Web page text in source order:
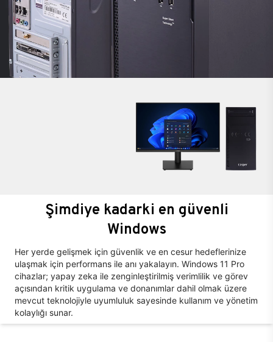
Şimdiye kadarki en güvenli
Windows
Her yerde gelişmek için güvenlik ve en cesur hedeflerinize
ulaşmak için performans ile anı yakalayın. Windows 11 Pro
cihazlar; yapay zeka ile zenginleştirilmiş verimlilik ve görev
açısından kritik uygulama ve donanımlar dahil olmak üzere
mevcut teknolojiyle uyumluluk sayesinde kullanım ve yönetim
kolaylığı sunar.